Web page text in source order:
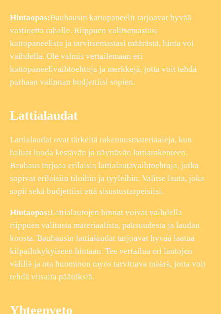
Hintaopas:Bauhausin kattopaneelit tarjoavat hyvää
vastinetta rahalle. Riippuen valitsemastasi
kattopaneelista ja tarvitsemastasi määrästä, hinta voi
vaihdella. Ole valmis vertailemaan eri
kattopaneelivaihtoehtoja ja merkkejä, jotta voit tehdä
parhaan valinnan budjettiisi sopien.
Lattialaudat
Lattialaudat ovat tärkeitä rakennusmateriaaleja, kun
haluat luoda kestävän ja näyttävän lattiarakenteen.
Bauhaus tarjoaa erilaisia lattialautavaihtoehtoja, jotka
sopivat erilaisiin tiloihin ja tyyleihin. Valitse lauta, joka
sopii sekä budjettiisi että sisustustarpeisiisi.
Hintaopas:Lattialautojen hinnat voivat vaihdella
riippuen valitusta materiaalista, paksuudesta ja laudan
koosta. Bauhausin lattialaudat tarjoavat hyvää laatua
kilpailukykyiseen hintaan. Tee vertailua eri lautojen
välillä ja ota huomioon myös tarvittava määrä, jotta voit
tehdä viisaita päätöksiä.
Yhteenveto